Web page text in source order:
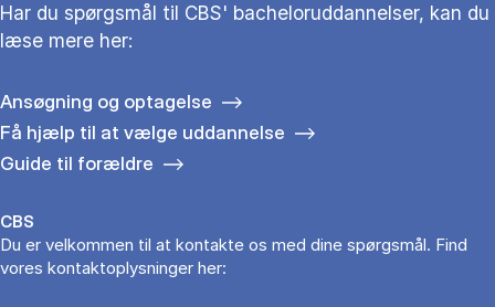
Har du spørgsmål til CBS' bacheloruddannelser, kan du
læse mere her:
Ansøgning og optagelse
Få hjælp til at vælge uddannelse
Guide til forældre
CBS
Du er velkommen til at kontakte os med dine spørgsmål. Find
vores kontaktoplysninger her: